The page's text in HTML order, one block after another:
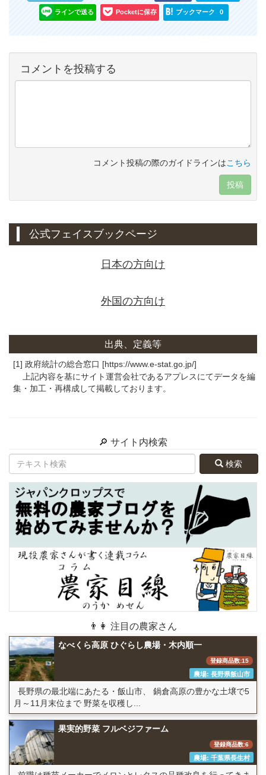
ラインで送る Pocketに保存 ブックマーク 0
コメントを投稿する
コメント投稿の際のガイドラインはこちら
投稿
公式フェイスブックページ
日本の方向け
外国の方向け
出典、定義等
[1] 政府統計の総合窓口 [https://www.e-stat.go.jp/]
上記内容を基にサイト運営会社であるアプレスにてデータを編
集・加工・再構成して掲載しております。
🔎 サイト内検索
検索
👨👩 注目の農家さん
なべくら高原 ひぐらし農場・木内順一
登録商品数:15
農場: 長野県飯山市
長野県の最北端にあたる・飯山市、 鍋倉高原の豊かな土壌で5
月～11月末位まで 野菜を収穫し...
果実的野菜 フルベジファーム
登録商品数:6
農場: 千葉県長生村